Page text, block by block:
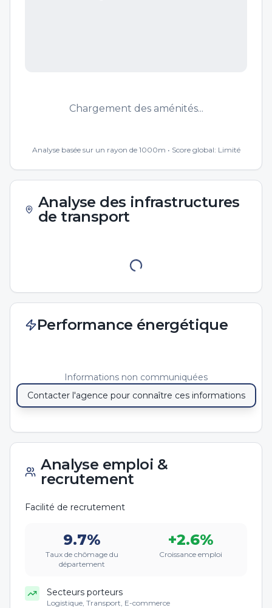
Chargement des aménités...
Analyse basée sur un rayon de 1000m • Score global: Limité
Analyse des infrastructures
de transport
Performance énergétique
Informations non communiquées
Contacter l'agence pour connaître ces informations
Analyse emploi &
recrutement
Facilité de recrutement
9.7%
Taux de chômage du
département
+2.6%
Croissance emploi
Secteurs porteurs
Logistique, Transport, E-commerce